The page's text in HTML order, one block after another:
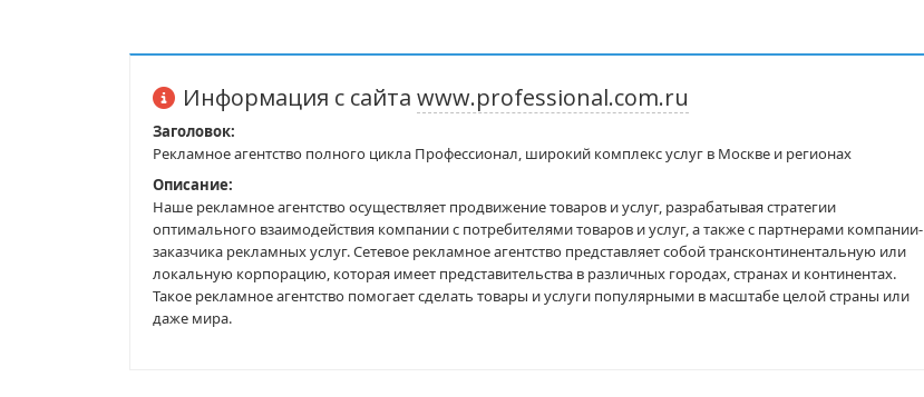
Информация с сайта www.professional.com.ru
Заголовок:
Рекламное агентство полного цикла Профессионал, широкий комплекс услуг в Москве и регионах
Описание:
Наше рекламное агентство осуществляет продвижение товаров и услуг, разрабатывая стратегии
оптимального взаимодействия компании с потребителями товаров и услуг, а также с партнерами компании-
заказчика рекламных услуг. Сетевое рекламное агентство представляет собой трансконтинентальную или
локальную корпорацию, которая имеет представительства в различных городах, странах и континентах.
Такое рекламное агентство помогает сделать товары и услуги популярными в масштабе целой страны или
даже мира.